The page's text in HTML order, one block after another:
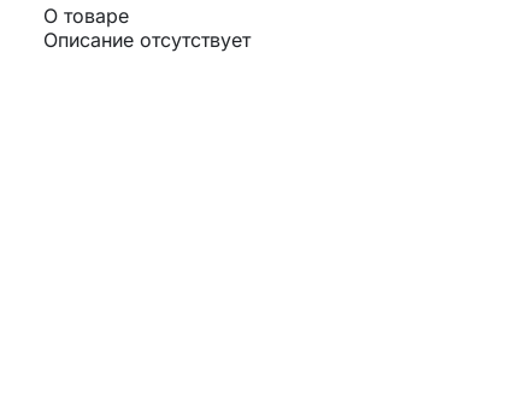
О товаре
Описание отсутствует